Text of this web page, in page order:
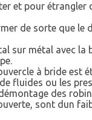
et pour étrangler
de sorte que le
sur métal avec la
à bride est
fluides ou les
des
sont dun